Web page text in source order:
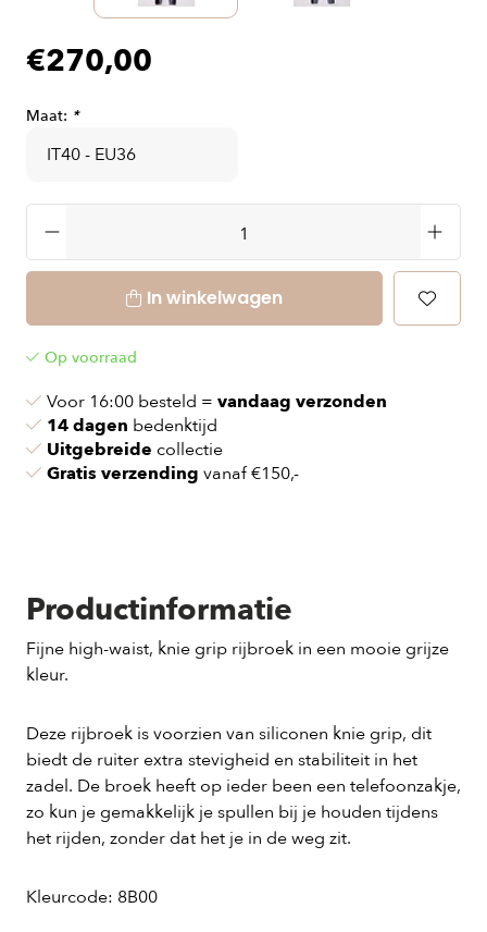
€270,00
Maat: *
In winkelwagen
Op voorraad
Voor 16:00 besteld = vandaag verzonden
14 dagen bedenktijd
Uitgebreide collectie
Gratis verzending vanaf €150,-
Productinformatie
Fijne high-waist, knie grip rijbroek in een mooie grijze
kleur.
Deze rijbroek is voorzien van siliconen knie grip, dit
biedt de ruiter extra stevigheid en stabiliteit in het
zadel. De broek heeft op ieder been een telefoonzakje,
zo kun je gemakkelijk je spullen bij je houden tijdens
het rijden, zonder dat het je in de weg zit.
Kleurcode: 8B00